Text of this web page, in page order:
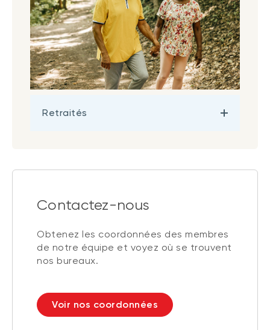
Retraités
Contactez-nous
Obtenez les coordonnées des membres
de notre équipe et voyez où se trouvent
nos bureaux.
Voir nos coordonnées